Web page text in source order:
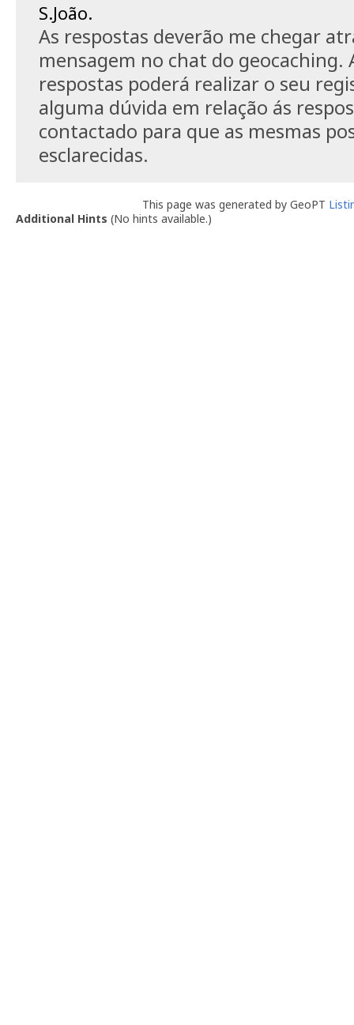
S.João.
As respostas deverão me chegar
mensagem no chat do geocaching.
respostas poderá realizar o seu
alguma dúvida em relação ás
contactado para que as mesmas
esclarecidas.
This page was generated by GeoPT
Additional Hints (No hints available.)